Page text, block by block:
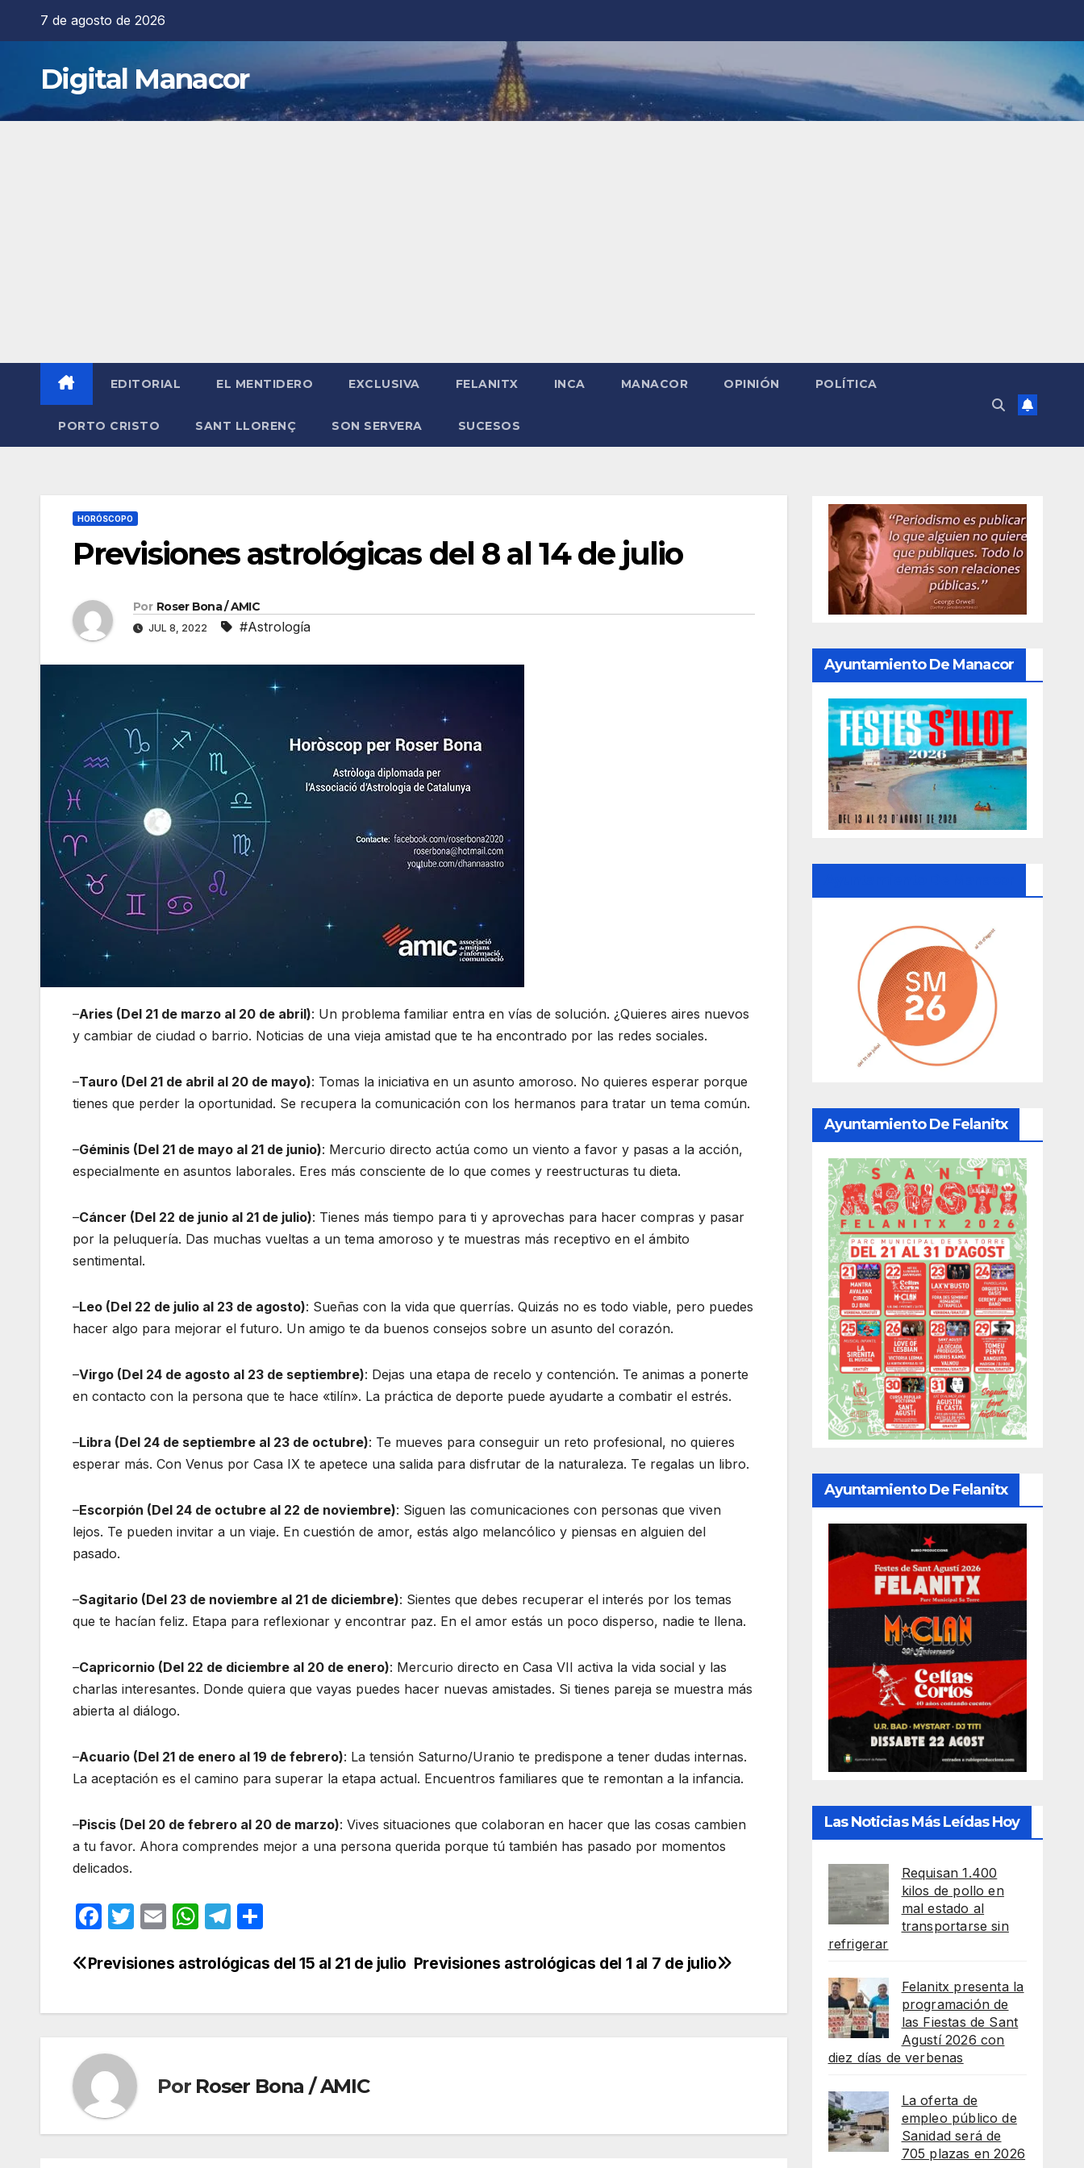
7 de agosto de 2026
Digital Manacor
EDITORIAL EL MENTIDERO EXCLUSIVA FELANITX INCA MANACOR OPINIÓN POLÍTICA
PORTO CRISTO SANT LLORENÇ SON SERVERA SUCESOS
HORÓSCOPO
Previsiones astrológicas del 8 al 14 de julio
Por Roser Bona / AMIC
JUL 8, 2022 #Astrología
–Aries (Del 21 de marzo al 20 de abril): Un problema familiar entra en vías de solución. ¿Quieres aires nuevos
y cambiar de ciudad o barrio. Noticias de una vieja amistad que te ha encontrado por las redes sociales.
–Tauro (Del 21 de abril al 20 de mayo): Tomas la iniciativa en un asunto amoroso. No quieres esperar porque
tienes que perder la oportunidad. Se recupera la comunicación con los hermanos para tratar un tema común.
–Géminis (Del 21 de mayo al 21 de junio): Mercurio directo actúa como un viento a favor y pasas a la acción,
especialmente en asuntos laborales. Eres más consciente de lo que comes y reestructuras tu dieta.
–Cáncer (Del 22 de junio al 21 de julio): Tienes más tiempo para ti y aprovechas para hacer compras y pasar
por la peluquería. Das muchas vueltas a un tema amoroso y te muestras más receptivo en el ámbito
sentimental.
–Leo (Del 22 de julio al 23 de agosto): Sueñas con la vida que querrías. Quizás no es todo viable, pero puedes
hacer algo para mejorar el futuro. Un amigo te da buenos consejos sobre un asunto del corazón.
–Virgo (Del 24 de agosto al 23 de septiembre): Dejas una etapa de recelo y contención. Te animas a ponerte
en contacto con la persona que te hace «tilín». La práctica de deporte puede ayudarte a combatir el estrés.
–Libra (Del 24 de septiembre al 23 de octubre): Te mueves para conseguir un reto profesional, no quieres
esperar más. Con Venus por Casa IX te apetece una salida para disfrutar de la naturaleza. Te regalas un libro.
–Escorpión (Del 24 de octubre al 22 de noviembre): Siguen las comunicaciones con personas que viven
lejos. Te pueden invitar a un viaje. En cuestión de amor, estás algo melancólico y piensas en alguien del
pasado.
–Sagitario (Del 23 de noviembre al 21 de diciembre): Sientes que debes recuperar el interés por los temas
que te hacían feliz. Etapa para reflexionar y encontrar paz. En el amor estás un poco disperso, nadie te llena.
–Capricornio (Del 22 de diciembre al 20 de enero): Mercurio directo en Casa VII activa la vida social y las
charlas interesantes. Donde quiera que vayas puedes hacer nuevas amistades. Si tienes pareja se muestra más
abierta al diálogo.
–Acuario (Del 21 de enero al 19 de febrero): La tensión Saturno/Uranio te predispone a tener dudas internas.
La aceptación es el camino para superar la etapa actual. Encuentros familiares que te remontan a la infancia.
–Piscis (Del 20 de febrero al 20 de marzo): Vives situaciones que colaboran en hacer que las cosas cambien
a tu favor. Ahora comprendes mejor a una persona querida porque tú también has pasado por momentos
delicados.
F
c
b
o
o
k
T
itt
E
ail
W
at
A
p
T
e
a
m
ar
Navegación
Previsiones astrológicas del 1 al 7 de julio
Previsiones astrológicas del 15 al 21 de julio
Por Roser Bona / AMIC
Ayuntamiento De Manacor
Ayuntamiento De Felanitx
Ayuntamiento De Felanitx
Las Noticias Más Leídas Hoy
Requisan 1.400
kilos de pollo en
mal estado al
transportarse sin
refrigerar
Felanitx presenta la
programación de
las Fiestas de Sant
Agustí 2026 con
diez días de verbenas
La oferta de
empleo público de
Sanidad será de
705 plazas en 2026